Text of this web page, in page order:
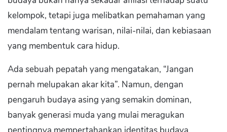
kelompok, tetapi juga melibatkan pemahaman yang
mendalam tentang warisan, nilai-nilai, dan kebiasaan
yang membentuk cara hidup.
Ada sebuah pepatah yang mengatakan, “Jangan
pernah melupakan akar kita”. Namun, dengan
pengaruh budaya asing yang semakin dominan,
banyak generasi muda yang mulai meragukan